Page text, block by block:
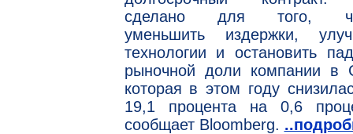
сделано для того,
уменьшить издержки,
технологии и остановить
рыночной доли компании в
которая в этом году
19,1 процента на 0,6
сообщает Bloomberg.